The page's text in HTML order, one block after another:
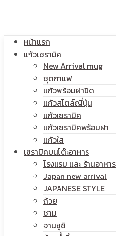
หน้าแรก
แก้วเซรามิค
New Arrival mug
ชุดกาแฟ
แก้วพร้อมฝาปิด
แก้วสไตล์ญี่ปุ่น
แก้วเซรามิค
แก้วเซรามิคพร้อมฝา
แก้วใส
เซรามิคบนโต๊ะอาหาร
โรงแรม และ ร้านอาหาร
Japan new arrival
JAPANESE STYLE
ถ้วย
ชาม
จานซูชิ